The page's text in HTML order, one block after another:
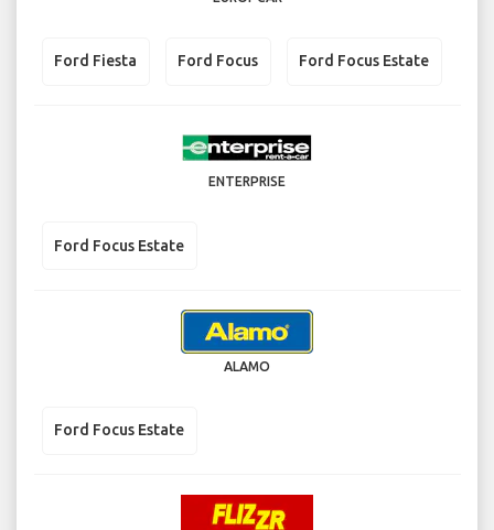
Ford Fiesta Ford Focus Ford Focus Estate
ENTERPRISE
Ford Focus Estate
ALAMO
Ford Focus Estate